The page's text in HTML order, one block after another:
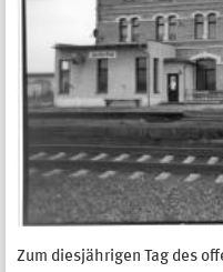
Zum diesjährigen Tag des